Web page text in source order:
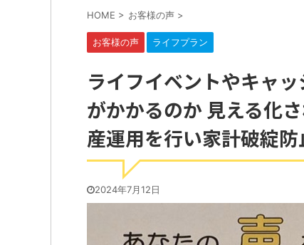
HOME > お客様の声 >
お客様の声 ライフプラン
ライフイベントやキャ
がかかるのか 見える化
産運用を行い家計破綻
2024年7月12日